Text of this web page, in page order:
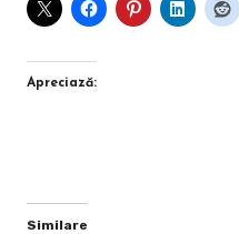
Apreciază:
Similare